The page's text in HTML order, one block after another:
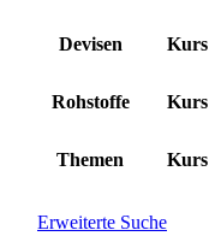
Devisen Kurs
Rohstoffe Kurs
Themen Kurs
Erweiterte Suche